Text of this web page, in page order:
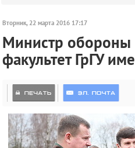
Вторник, 22 марта 2016 17:17
Министр обороны
факультет ГрГУ